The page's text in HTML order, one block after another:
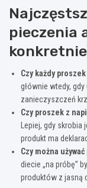
pieczenia
Czy każdy
głównie wtedy,
zanieczyszczeń
Czy proszek z
Lepiej, gdy
produkt ma
Czy można
diecie „na próbę”
produktów z jasną